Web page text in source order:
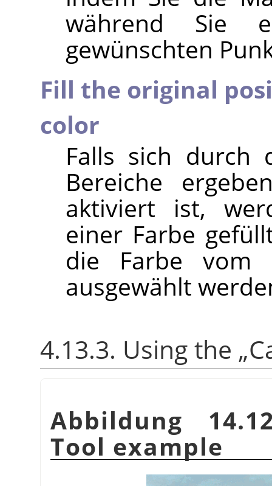
während Sie
gewünschten
Fill the original
color
Falls sich durch
Bereiche
aktiviert ist,
einer Farbe
die Farbe vom
ausgewählt
4.13.3. Using the „
Abbildung
Tool example